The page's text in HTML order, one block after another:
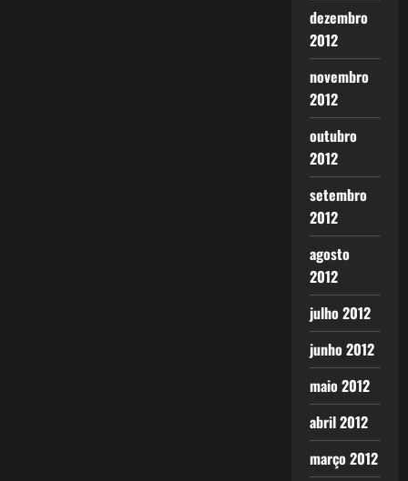
dezembro
2012
novembro
2012
outubro
2012
setembro
2012
agosto
2012
julho 2012
junho 2012
maio 2012
abril 2012
março 2012